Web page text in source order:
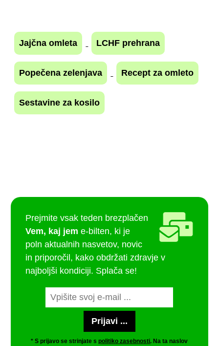
Jajčna omleta LCHF prehrana
Popečena zelenjava Recept za omleto
Sestavine za kosilo
Prejmite vsak teden brezplačen
Vem, kaj jem e-bilten, ki je
poln aktualnih nasvetov, novic
in priporočil, kako obdržati zdravje v
najboljši kondiciji. Splača se!
* S prijavo se strinjate spolitiko zasebnosti. Na ta naslov